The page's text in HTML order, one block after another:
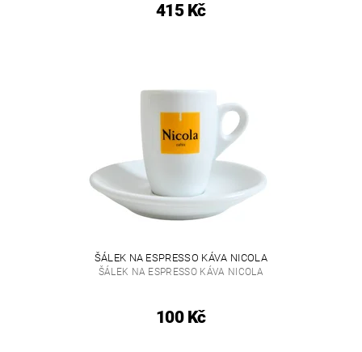
415 Kč
ŠÁLEK NA ESPRESSO KÁVA NICOLA
ŠÁLEK NA ESPRESSO KÁVA NICOLA
100 Kč